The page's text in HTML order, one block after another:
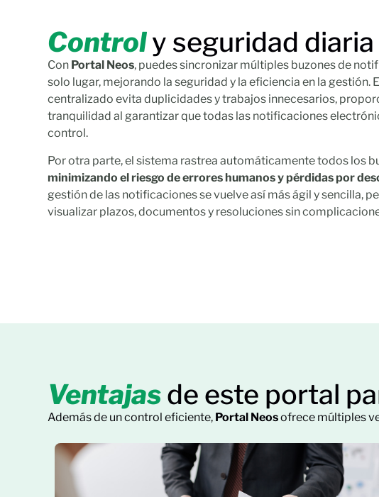
Controly seguridad diaria
Con Portal Neos, puedes sincronizar múltiples buzones de
solo lugar, mejorando la seguridad y la eficiencia en la gestión.
centralizado evita duplicidades y trabajos innecesarios,
tranquilidad al garantizar que todas las notificaciones
control.
Por otra parte, el sistema rastrea automáticamente todos los
minimizando el riesgo de errores humanos y pérdidas por
gestión de las notificaciones se vuelve así más ágil y sencilla,
visualizar plazos, documentos y resoluciones sin
Ventajasde este portal
Además de un control eficiente, Portal Neosofrece múltiples